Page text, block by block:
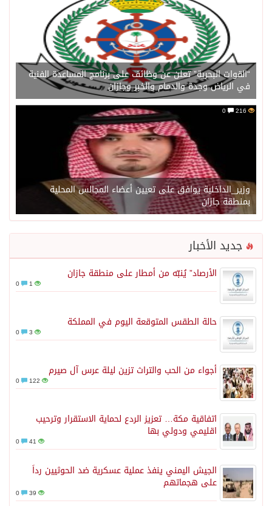
“القوات البحرية” تعلن عن وظائف على برنامج المساعدة الفنية
في الرياض وجدة والدمام والخبر وجازان
216
وزير_الداخلية يوافق على تعيين أعضاء المجالس المحلية
بمنطقة جازان
جديد الأخبار
الأرصاد” يُنبّه من أمطار على منطقة جازان
1
حالة الطقس المتوقعة اليوم في المملكة
3
أجواء من الحب والتراث تزين ليلة عرس آل صيرم
122
اتفاقية مكة… تعزيز الردع لحماية الاستقرار وترحيب
اقليمي ودولي بها
41
الجيش اليمني ينفذ عملية عسكرية ضد الحوثيين رداً
على هجماتهم
39